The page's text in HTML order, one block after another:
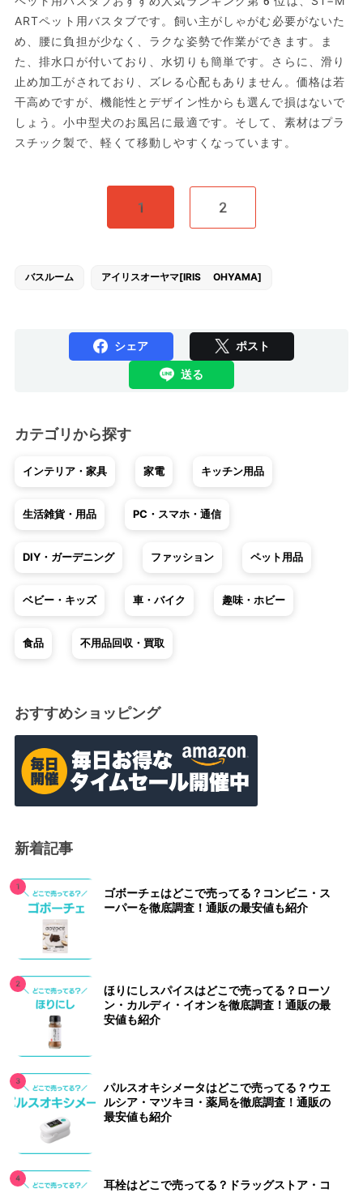
ARTペット用バスタブです。飼い主がしゃがむ必要がないた
め、腰に負担が少なく、ラクな姿勢で作業ができます。ま
た、排水口が付いており、水切りも簡単です。さらに、滑り
止め加工がされており、ズレる心配もありません。価格は若
干高めですが、機能性とデザイン性からも選んで損はないで
しょう。小中型犬のお風呂に最適です。そして、素材はプラ
スチック製で、軽くて移動しやすくなっています。
1 2
バスルーム アイリスオーヤマ[IRIS OHYAMA]
シェア ポスト
送る
カテゴリから探す
インテリア・家具 家電 キッチン用品
生活雑貨・用品 PC・スマホ・通信
DIY・ガーデニング ファッション ペット用品
ベビー・キッズ 車・バイク 趣味・ホビー
食品 不用品回収・買取
おすすめショッピング
新着記事
ゴボーチェはどこで売ってる？コンビニ・ス
ーパーを徹底調査！通販の最安値も紹介
ほりにしスパイスはどこで売ってる？ローソ
ン・カルディ・イオンを徹底調査！通販の最
安値も紹介
パルスオキシメータはどこで売ってる？ウエ
ルシア・マツキヨ・薬局を徹底調査！通販の
最安値も紹介
耳栓はどこで売ってる？ドラッグストア・コ